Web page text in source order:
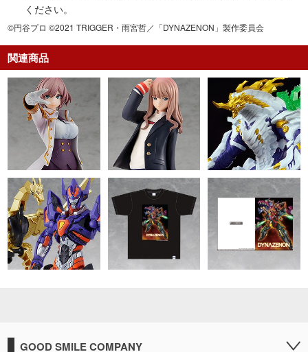
ください。
©円谷プロ ©2021 TRIGGER・雨宮哲／「DYNAZENON」製作委員会
関連商品
GOOD SMILE COMPANY